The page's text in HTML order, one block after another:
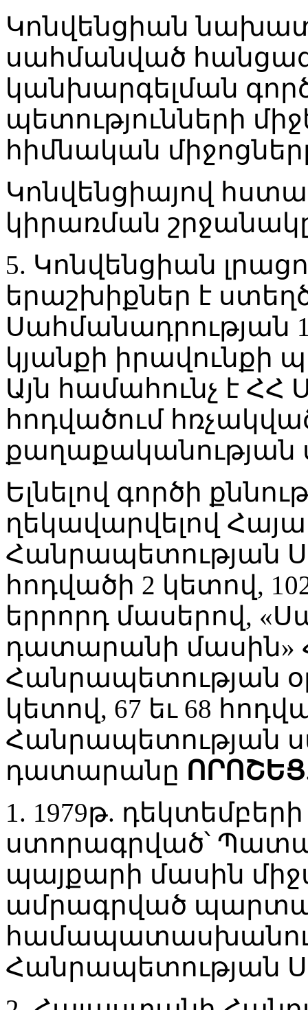
Կոնվենցիան
սահմանված
կանխարգելման
պետությունների
հիմնական
Կոնվենցիայով
կիրառման
5. Կոնվենցիան
երաշխիքներ է
Սահմանադրության
կյանքի իրավունքի
Այն համահունչ է
հոդվածում
քաղաքականության
Ելնելով գործի
ղեկավարվելով
Հանրապետության
հոդվածի 2 կետով,
երրորդ մասերով,
դատարանի մասին»
Հանրապետության
կետով, 67 եւ 68
Հանրապետության
դատարանը ՈՐՈՇԵՑ
1. 1979թ. դեկտեմբերի
ստորագրված՝
պայքարի մասին
ամրագրված
Հանրապետության